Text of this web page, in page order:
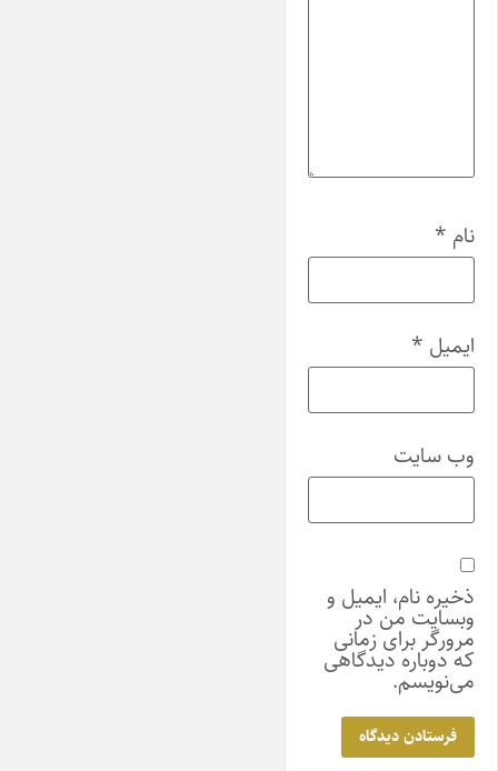
نام *
ایمیل *
وب‌ سایت
ذخیره نام، ایمیل و
وبسایت من در
مرورگر برای زمانی
که دوباره دیدگاهی
می‌نویسم.